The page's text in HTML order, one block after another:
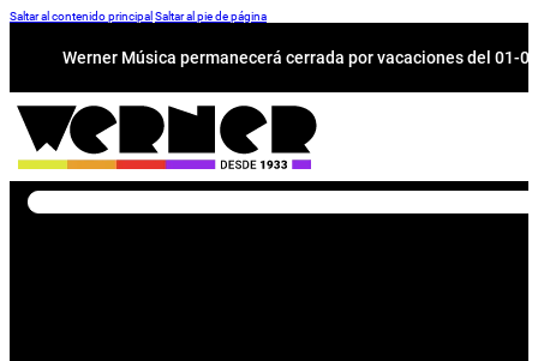
Saltar al contenido principal Saltar al pie de página
Werner Música permanecerá cerrada por vacaciones del 01-
Buscar